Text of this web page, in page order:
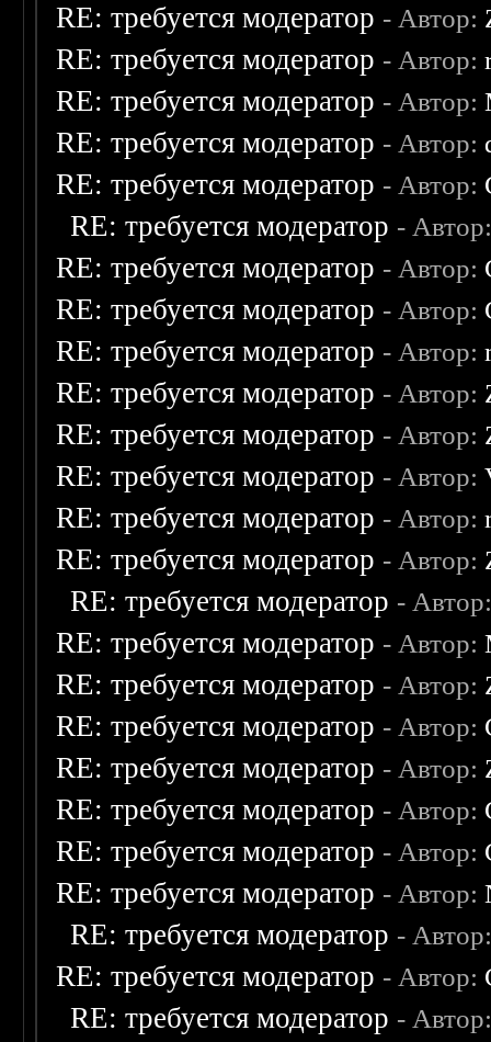
RE: требуется модератор - Автор:
RE: требуется модератор - Автор:
RE: требуется модератор - Автор:
RE: требуется модератор - Автор:
RE: требуется модератор - Автор:
RE: требуется модератор -
RE: требуется модератор - Автор:
RE: требуется модератор - Автор:
RE: требуется модератор - Автор:
RE: требуется модератор - Автор:
RE: требуется модератор - Автор:
RE: требуется модератор - Автор:
RE: требуется модератор - Автор:
RE: требуется модератор - Автор:
RE: требуется модератор -
RE: требуется модератор - Автор:
RE: требуется модератор - Автор:
RE: требуется модератор - Автор:
RE: требуется модератор - Автор:
RE: требуется модератор - Автор:
RE: требуется модератор - Автор:
RE: требуется модератор - Автор:
RE: требуется модератор -
RE: требуется модератор - Автор:
RE: требуется модератор -